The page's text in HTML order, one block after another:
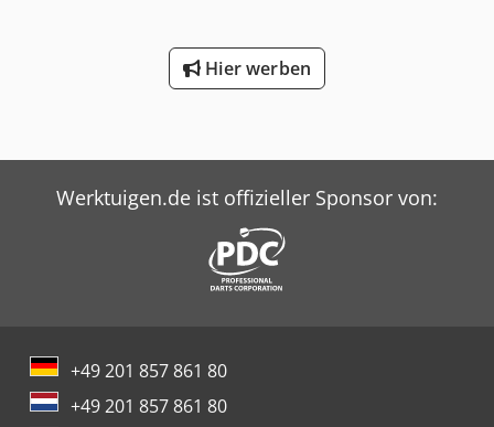
Hier werben
Werktuigen.de ist offizieller Sponsor von:
+49 201 857 861 80
+49 201 857 861 80